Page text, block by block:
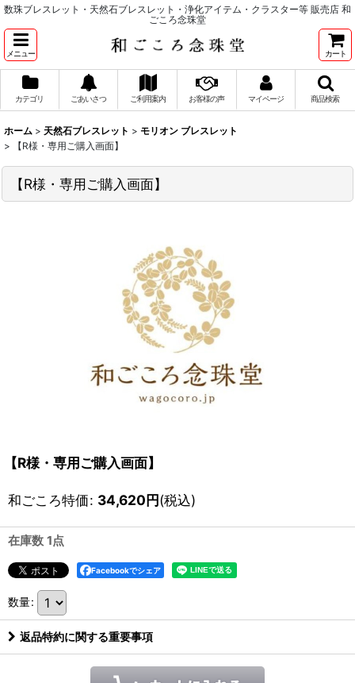
数珠ブレスレット・天然石ブレスレット・浄化アイテム・クラスター等 販売店 和
ごころ念珠堂
メニュー カート
カテゴリ ごあいさつ ご利用案内 お客様の声 マイページ 商品検索
ホーム > 天然石ブレスレット > モリオン ブレスレット
>
【R様・専用ご購入画面】
【R様・専用ご購入画面】
【R様・専用ご購入画面】
和ごころ特価: 34,620円(税込)
在庫数 1点
Facebookでシェア
数量:
返品特約に関する重要事項